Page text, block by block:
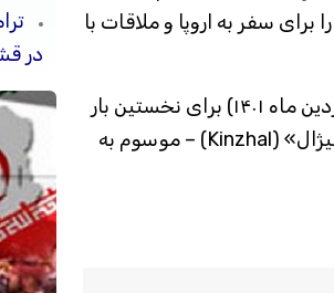
سفر به اروپا و ملاقات با
بنابراین گزارش روسیه ۲۲ مارس ۲۰۲۲ (۲ فروردین ماه ۱۴۰۱) برای نخستین بار
یک فروند موشک پیشرفته مافوق صوت «کنیژال» (Kinzhal) – موسوم به
در